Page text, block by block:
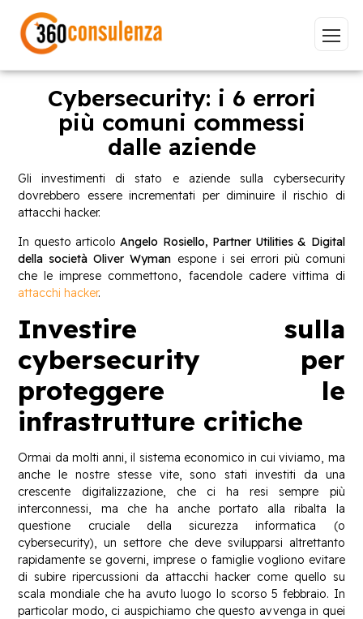
Vai
GDPR NIS2 Bandi ISO 27001
Sviluppo software BeeProd
Cybersecurity: i 6 errori
più comuni commessi
dalle aziende
Gli investimenti di stato e aziende sulla cybersecurity
dovrebbero essere incrementati per diminuire il rischio di
attacchi hacker.
In questo articoloAngelo Rosiello, Partner Utilities & Digital
della società Oliver Wyman espone i sei errori più comuni
che le imprese commettono, facendole cadere vittima di
attacchi hacker.
Investire sulla
cybersecurity per
proteggere le
infrastrutture critiche
Ormai da molti anni, il sistema economico in cui viviamo, ma
anche le nostre stesse vite, sono stati investiti da una
crescente digitalizzazione, che ci ha resi sempre più
interconnessi, ma che ha anche portato alla ribalta la
questione cruciale della sicurezza informatica (o
cybersecurity), un settore che deve svilupparsi altrettanto
rapidamente se governi, imprese o famiglie vogliono evitare
di subire ripercussioni da attacchi hacker come quello su
scala mondiale che ha avuto luogo lo scorso 5 febbraio. In
particolar modo, ci auspichiamo che questo avvenga in quei